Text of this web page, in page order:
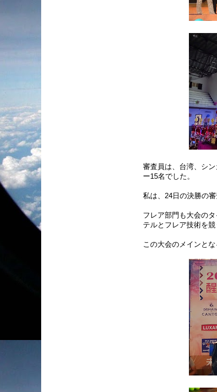
審査員は、台湾、シ
ー15名でした。
私は、24日の決勝の
フレア部門も大会の
テルとフレア技術を
この大会のメインと